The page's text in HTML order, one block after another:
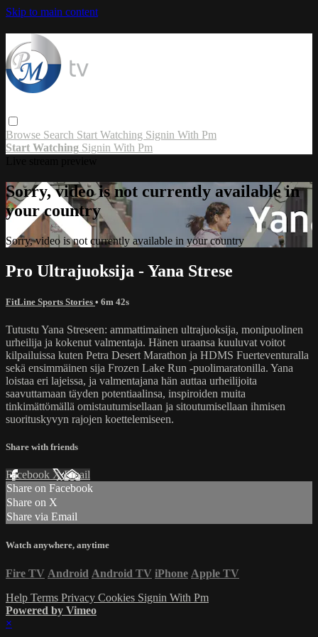
Skip to main content
Browse Search Start Watching Signin With Pm
Start Watching Signin With Pm
Sorry, video is not currently available in
your country
Sorry, video is not currently available in your country
Pro Ultrajuoksija - Yana Strese
FitLine Sports Stories • 6m 42s
Tutustu Yana Streseen: ammattimainen ultrajuoksija, monipuolinen
urheilija ja kokenut valmentaja. Hänen uraansa kuuluvat voitot
kilpailuissa kuten Petra Desert Marathon ja HDMS Fuerteventuralla
sekä ensimmäinen sija Frozen Lake Run -puolimaratonilla. Yana
loistaa eri lajeissa, ja valmentajana hän auttaa urheilijoita
saavuttamaan täyden potentiaalinsa, inspiroiden muita
tinkimättömällä omistautumisellaan ja sitoutumisellaan ihmisen
suorituskyvyn rajojen koettelemiseen.
Share with friends
Facebook XEmail
Share on Facebook
Share on X
Share via Email
Watch anywhere, anytime
Fire TV Android Android TV iPhone Apple TV
Help Terms Privacy Cookies Signin With Pm
Powered by Vimeo
×